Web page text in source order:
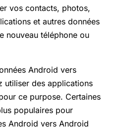
vos contacts, photos,
et autres données
nouveau téléphone ou
Android vers
utiliser des applications
ce purpose. Certaines
populaires pour
Android vers Android